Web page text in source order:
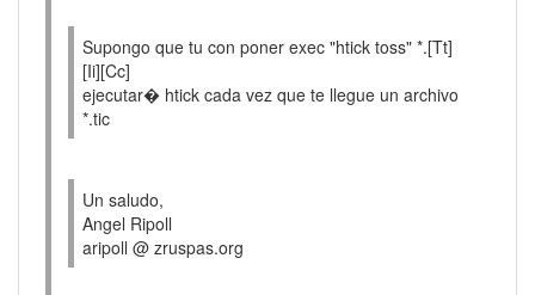
Supongo que tu con poner exec "htick toss" *.[Tt]
[Ii][Cc]
ejecutar� htick cada vez que te llegue un archivo
*.tic
Un saludo,
Angel Ripoll
aripoll @ zruspas.org